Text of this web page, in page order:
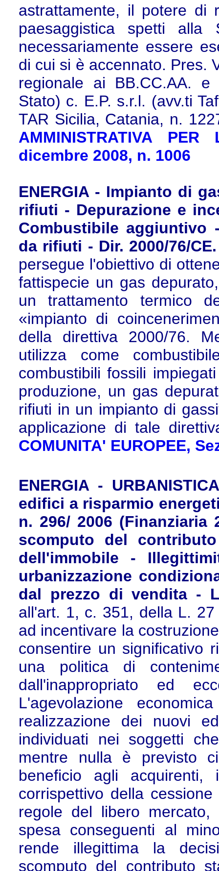
astrattamente, il potere di
paesaggistica spetti alla
necessariamente essere
di cui si è accennato. Pres.
regionale ai BB.CC.AA.
Stato) c. E.P. s.r.l. (avv.ti
TAR Sicilia, Catania, n.
AMMINISTRATIVA
dicembre 2008, n. 1006
ENERGIA - Impianto di
rifiuti - Depurazione e
Combustibile aggiuntivo
da rifiuti - Dir. 2000/76/CE.
persegue l'obiettivo di
fattispecie un gas
un trattamento termico
«impianto di
della direttiva 2000/76.
utilizza come
combustibili fossili
produzione, un gas
rifiuti in un impianto di
applicazione di tale
COMUNITA' EUROPEE,
ENERGIA -
edifici a risparmio
n. 296/ 2006
scomputo del
dell'immobile -
urbanizzazione
dal prezzo di vendita -
all'art. 1, c. 351, della L.
ad incentivare la
consentire un significativo
una politica di
dall'inappropriato ed
L'agevolazione
realizzazione dei nuovi
individuati nei soggetti
mentre nulla è previsto
beneficio agli
corrispettivo della
regole del libero
spesa conseguenti al
rende illegittima la
scomputo del contributo